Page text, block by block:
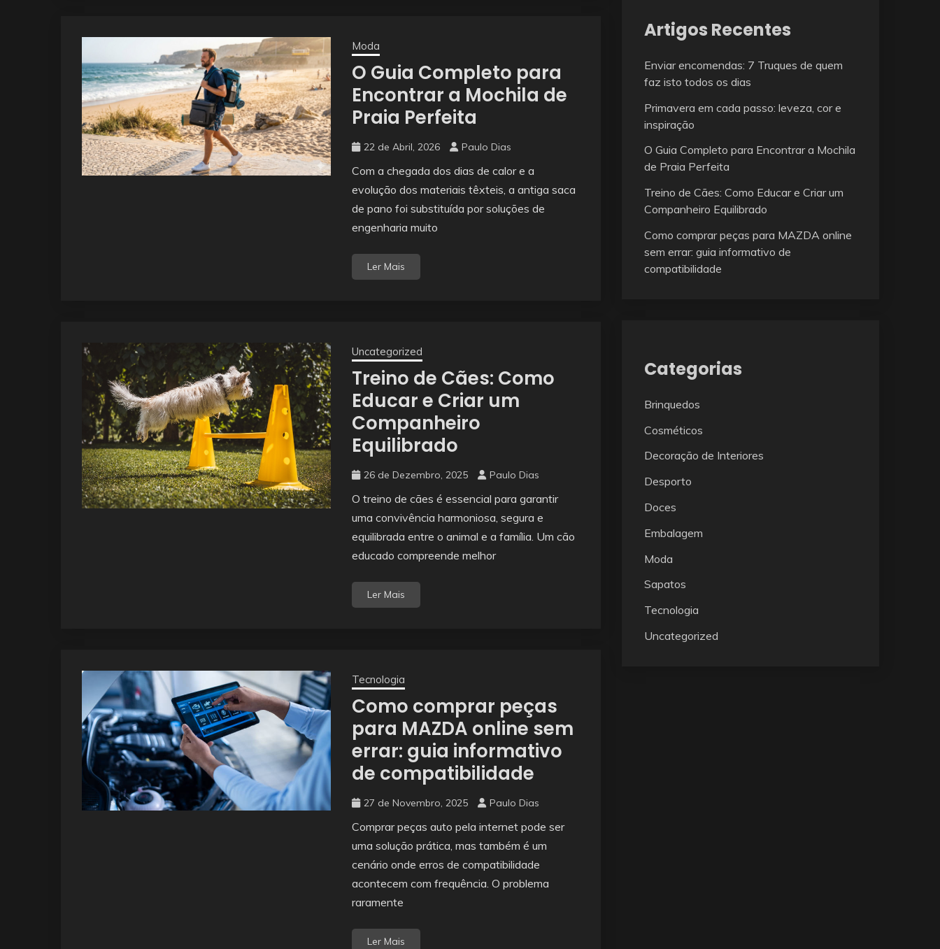
Moda
O Guia Completo para
Encontrar a Mochila de
Praia Perfeita
22 de Abril, 2026 Paulo Dias
Com a chegada dos dias de calor e a
evolução dos materiais têxteis, a antiga saca
de pano foi substituída por soluções de
engenharia muito
Ler Mais
Uncategorized
Treino de Cães: Como
Educar e Criar um
Companheiro
Equilibrado
26 de Dezembro, 2025 Paulo Dias
O treino de cães é essencial para garantir
uma convivência harmoniosa, segura e
equilibrada entre o animal e a família. Um cão
educado compreende melhor
Ler Mais
Tecnologia
Como comprar peças
para MAZDA online sem
errar: guia informativo
de compatibilidade
27 de Novembro, 2025 Paulo Dias
Comprar peças auto pela internet pode ser
uma solução prática, mas também é um
cenário onde erros de compatibilidade
acontecem com frequência. O problema
raramente
Ler Mais
Artigos Recentes
Enviar encomendas: 7 Truques de quem
faz isto todos os dias
Primavera em cada passo: leveza, cor e
inspiração
O Guia Completo para Encontrar a Mochila
de Praia Perfeita
Treino de Cães: Como Educar e Criar um
Companheiro Equilibrado
Como comprar peças para MAZDA online
sem errar: guia informativo de
compatibilidade
Categorias
Brinquedos
Cosméticos
Decoração de Interiores
Desporto
Doces
Embalagem
Moda
Sapatos
Tecnologia
Uncategorized